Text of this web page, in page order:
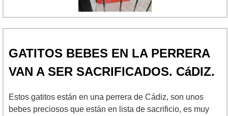
GATITOS BEBES EN LA PERRERA
VAN A SER SACRIFICADOS. CáDIZ.
Estos gatitos están en una perrera de Cádiz, son unos
bebes preciosos que están en lista de sacrificio, es muy